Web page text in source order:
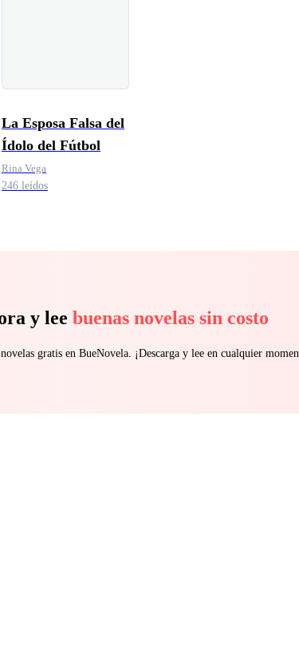
La Esposa Falsa del
Ídolo del Fútbol
Rina Vega
246 leídos
y lee buenas novelas sin costo
gratis en BueNovela. ¡Descarga y lee en cualquier